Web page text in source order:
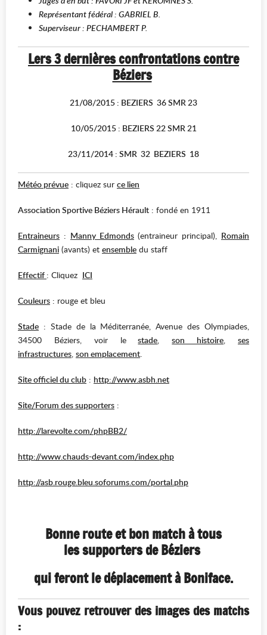
Représentant fédéral : GABRIEL B.
Superviseur : PECHAMBERT P.
Lers 3 dernières confrontations contre
Béziers
21/08/2015 : BEZIERS 36 SMR 23
10/05/2015 : BEZIERS 22 SMR 21
23/11/2014 : SMR 32 BEZIERS 18
Météo prévue : cliquez sur ce lien
Association Sportive Béziers Hérault : fondé en 1911
Entraineurs : Manny Edmonds (entraineur principal), Romain
Carmignani (avants) et ensemble du staff
Effectif : Cliquez ICI
Couleurs : rouge et bleu
Stade : Stade de la Méditerranée, Avenue des Olympiades,
34500 Béziers, voir le
stade,son histoire,ses
infrastructures, son emplacement.
Site officiel du club : http://www.asbh.net
Site/Forum des supporters :
http://larevolte.com/phpBB2/
http://www.chauds-devant.com/index.php
http://asb.rouge.bleu.soforums.com/portal.php
Bonne route et bon match à tous
les supporters de Béziers
qui feront le déplacement à Boniface.
Vous pouvez retrouver des images des matchs
: